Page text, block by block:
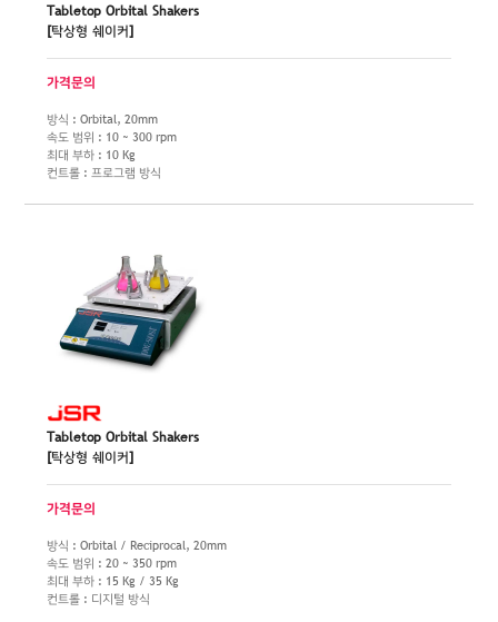
Tabletop Orbital Shakers
[탁상형 쉐이커]
가격문의
방식 : Orbital, 20mm
속도 범위 : 10 ~ 300 rpm
최대 부하 : 10 Kg
컨트롤 : 프로그램 방식
Tabletop Orbital Shakers
[탁상형 쉐이커]
가격문의
방식 : Orbital / Reciprocal, 20mm
속도 범위 : 20 ~ 350 rpm
최대 부하 : 15 Kg / 35 Kg
컨트롤 : 디지털 방식